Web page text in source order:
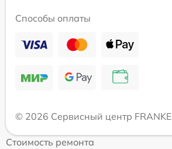
Способы оплаты
© 2026 Сервисный центр FRANKE
Стоимость ремонта